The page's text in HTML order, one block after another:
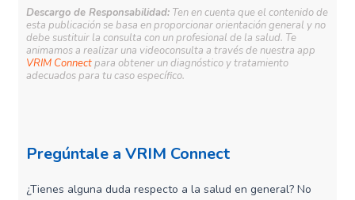
Descargo de Responsabilidad: Ten en cuenta que el contenido de
esta publicación se basa en proporcionar orientación general y no
debe sustituir la consulta con un profesional de la salud. Te
animamos a realizar una videoconsulta a través de nuestra app
VRIM Connectpara obtener un diagnóstico y tratamiento
adecuados para tu caso específico.
Pregúntale a VRIM Connect
¿Tienes alguna duda respecto a la salud en general? No